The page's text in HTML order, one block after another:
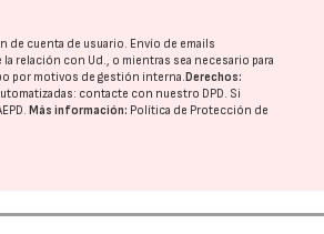
cuenta de usuario. Envío de emails
la relación con Ud., o mientras sea necesario para
por motivos de gestión interna. Derechos:
contacte con nuestro DPD. Si
. Más información: Política de Protección de